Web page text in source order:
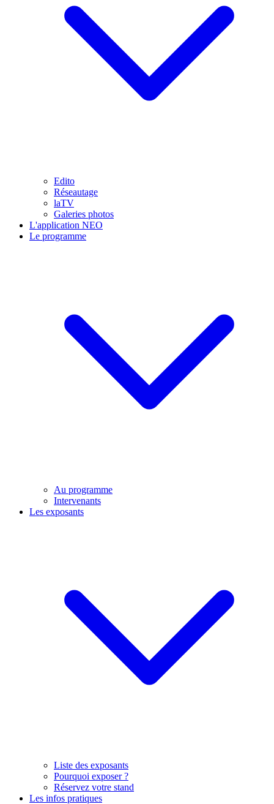
Edito
Réseautage
laTV
Galeries photos
L'application NEO
Le programme
Au programme
Intervenants
Les exposants
Liste des exposants
Pourquoi exposer ?
Réservez votre stand
Les infos pratiques